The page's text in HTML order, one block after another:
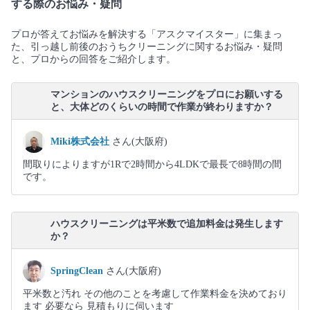
する際のお悩み・疑問
プロが答えてお悩みを解決する「アスクマイスター」に集まっ
た、引っ越し前後のおうちクリーニングに関するお悩み・疑問
と、プロからの回答をご紹介します。
マンションのハウスクリーニングをプロにお願いする
と、大体どのくらいの時間で作業が終わりますか？
Miki株式会社 さん(大阪府)
間取りによりますが1Rで2時間から4LDKで最長で8時間の間
です。
ハウスクリーニングは平米数で追加料金は発生します
か？
SpringClean さん(大阪府)
平米数と汚れ その他のことを考慮して作業料金を決めており
ます 必要なら 見積もりに伺います